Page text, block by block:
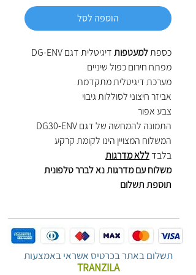
הוספה לסל
כספתלמעטפותדיגיטלית דגם DG-ENV
מפתח חירום כפול שיניים
מערכת דיגיטלית מתקדמת
אביזר חיצוני לסוללות גיבוי
צבע אפור
התמונה להמחשה של דגם DG30-ENV
המשלוח המצויין הינו לקומת קרקע
בלבדללא מדרגות
משלוח עם מדרגות נא לברר טלפונית
תוספת תשלום
תשלום באתר בכרטיס אשראי באמצעות
TRANZILA